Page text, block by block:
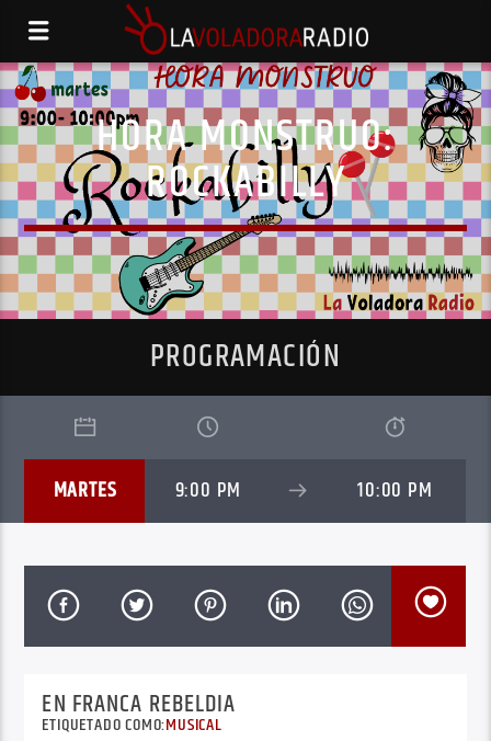
HORA MONSTRUO:
ROCKABILLY
PROGRAMACIÓN
MARTES 9:00 PM 10:00 PM
EN FRANCA REBELDIA
ETIQUETADO COMO:MUSICAL